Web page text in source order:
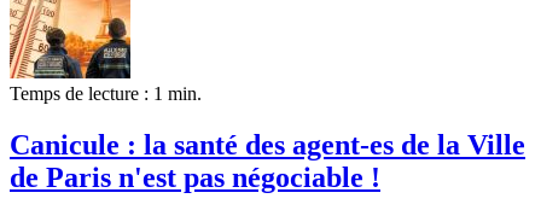
Temps de lecture : 1 min.
Canicule : la santé des agent-es de la Ville
de Paris n'est pas négociable !